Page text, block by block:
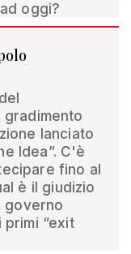
oggi?
lanciato
Idea”. C'è
fino al
è il giudizio
governo
primi “exit